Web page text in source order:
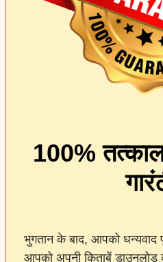
100% तत्काल
भुगतान के बाद, आपको धन्यवाद
आपको अपनी किताबें